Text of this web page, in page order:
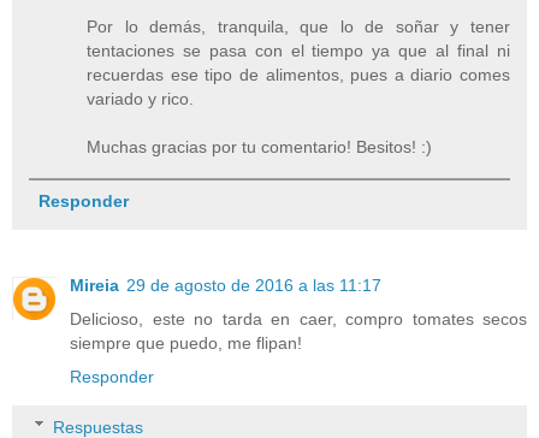
Por lo demás, tranquila, que lo de soñar y tener
tentaciones se pasa con el tiempo ya que al final ni
recuerdas ese tipo de alimentos, pues a diario comes
variado y rico.
Muchas gracias por tu comentario! Besitos! :)
Responder
Mireia 29 de agosto de 2016 a las 11:17
Delicioso, este no tarda en caer, compro tomates secos
siempre que puedo, me flipan!
Responder
Respuestas